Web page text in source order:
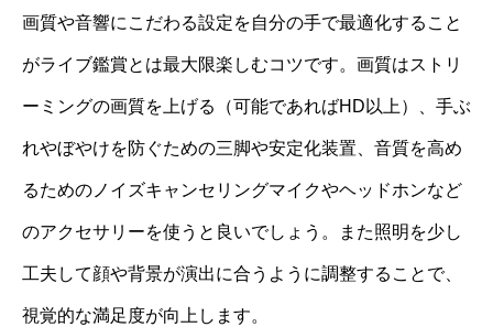
画質や音響にこだわる設定を自分の手で最適化すること
がライブ鑑賞とは最大限楽しむコツです。画質はストリ
ーミングの画質を上げる（可能であればHD以上）、手ぶ
れやぼやけを防ぐための三脚や安定化装置、音質を高め
るためのノイズキャンセリングマイクやヘッドホンなど
のアクセサリーを使うと良いでしょう。また照明を少し
工夫して顔や背景が演出に合うように調整することで、
視覚的な満足度が向上します。